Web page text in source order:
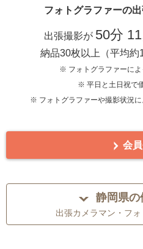
フォトグラファーの
出張撮影が 50分
納品30枚以上（平均約
※ フォトグラファーに
※ 平日と土日祝で
※ フォトグラファーや撮影状況
会
静岡県の
出張カメラマン・フ